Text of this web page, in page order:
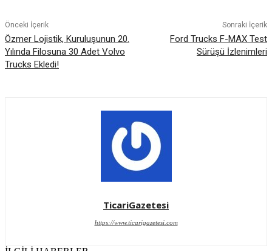
Önceki İçerik
Özmer Lojistik, Kuruluşunun 20.
Yılında Filosuna 30 Adet Volvo
Trucks Ekledi!
Sonraki İçerik
Ford Trucks F-MAX Test
Sürüşü İzlenimleri
TicariGazetesi
https://www.ticarigazetesi.com